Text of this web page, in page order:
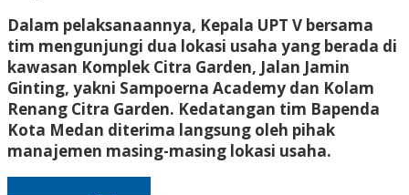
Dalam pelaksanaannya, Kepala UPT V bersama
tim mengunjungi dua lokasi usaha yang berada di
kawasan Komplek Citra Garden, Jalan Jamin
Ginting, yakni Sampoerna Academy dan Kolam
Renang Citra Garden. Kedatangan tim Bapenda
Kota Medan diterima langsung oleh pihak
manajemen masing-masing lokasi usaha.